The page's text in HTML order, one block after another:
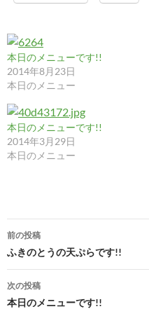
本日のメニューです!!
2014年8月23日
本日のメニュー
本日のメニューです!!
2014年3月29日
本日のメニュー
投
稿
ナ
ビ
前の投稿
ふきのとうの天ぷらです!!
次の投稿
本日のメニューです!!